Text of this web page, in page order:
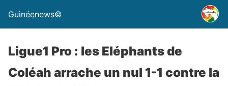
Guinéenews©
Ligue1 Pro : les Eléphants de
Coléah arrache un nul 1-1 contre la